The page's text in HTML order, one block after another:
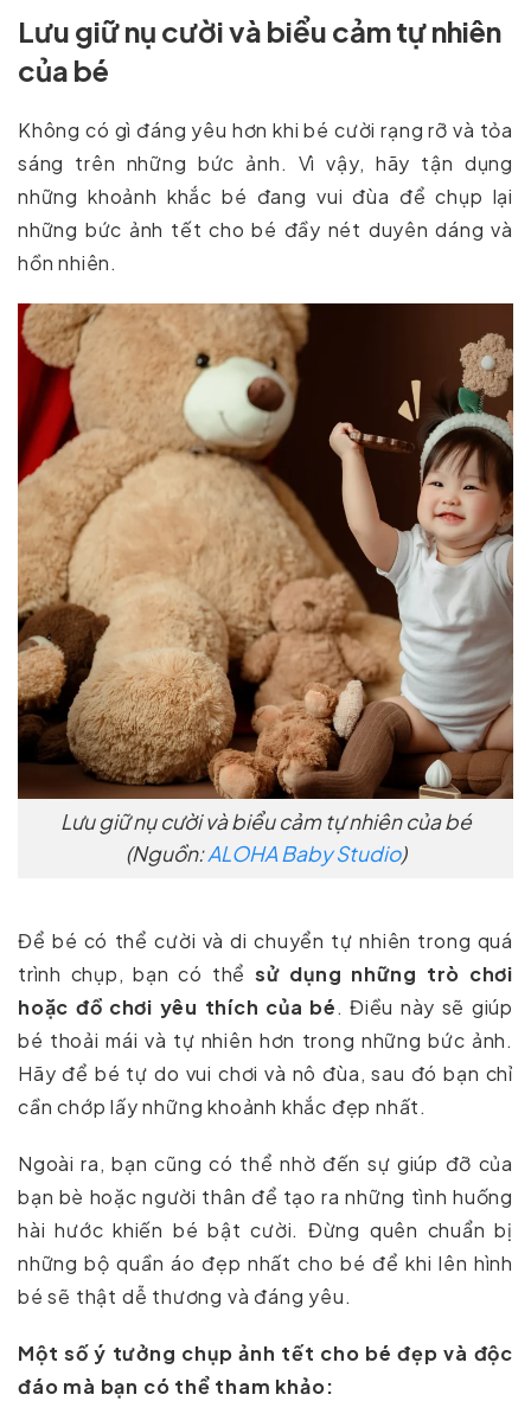
Lưu giữ nụ cười và biểu cảm tự nhiên
của bé
Không có gì đáng yêu hơn khi bé cười rạng rỡ và tỏa
sáng trên những bức ảnh. Vì vậy, hãy tận dụng
những khoảnh khắc bé đang vui đùa để chụp lại
những bức ảnh tết cho bé đầy nét duyên dáng và
hồn nhiên.
Lưu giữ nụ cười và biểu cảm tự nhiên của bé
(Nguồn:ALOHA Baby Studio)
Để bé có thể cười và di chuyển tự nhiên trong quá
trình chụp, bạn có thể sử dụng những trò chơi
hoặc đồ chơi yêu thích của bé. Điều này sẽ giúp
bé thoải mái và tự nhiên hơn trong những bức ảnh.
Hãy để bé tự do vui chơi và nô đùa, sau đó bạn chỉ
cần chớp lấy những khoảnh khắc đẹp nhất.
Ngoài ra, bạn cũng có thể nhờ đến sự giúp đỡ của
bạn bè hoặc người thân để tạo ra những tình huống
hài hước khiến bé bật cười. Đừng quên chuẩn bị
những bộ quần áo đẹp nhất cho bé để khi lên hình
bé sẽ thật dễ thương và đáng yêu.
Một số ý tưởng chụp ảnh tết cho bé đẹp và độc
đáo mà bạn có thể tham khảo: